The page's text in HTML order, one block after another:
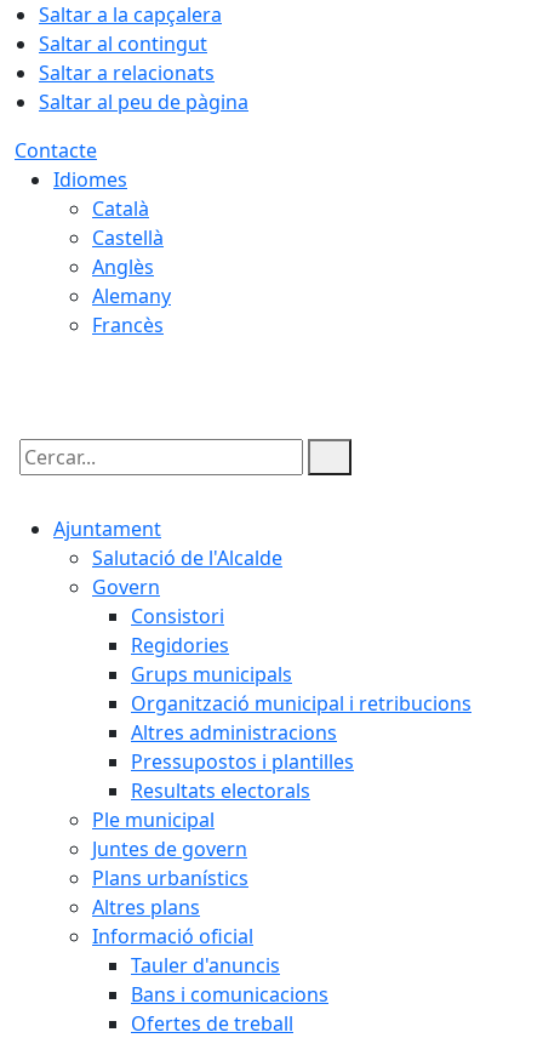
Saltar a la capçalera
Saltar al contingut
Saltar a relacionats
Saltar al peu de pàgina
Contacte
Idiomes
Català
Castellà
Anglès
Alemany
Francès
Cercar:
Ajuntament
Salutació de l'Alcalde
Govern
Consistori
Regidories
Grups municipals
Organització municipal i retribucions
Altres administracions
Pressupostos i plantilles
Resultats electorals
Ple municipal
Juntes de govern
Plans urbanístics
Altres plans
Informació oficial
Tauler d'anuncis
Bans i comunicacions
Ofertes de treball